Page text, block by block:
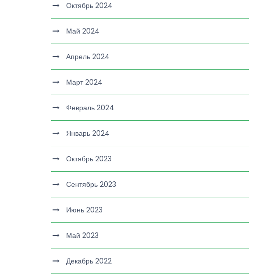
Октябрь 2024
Май 2024
Апрель 2024
Март 2024
Февраль 2024
Январь 2024
Октябрь 2023
Сентябрь 2023
Июнь 2023
Май 2023
Декабрь 2022